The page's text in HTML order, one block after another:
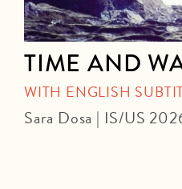
TIME AND
WITH ENGLISH
Sara Dosa | IS/US